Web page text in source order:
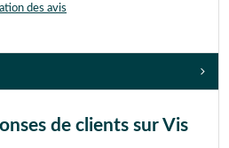
des avis
de clients sur Vis